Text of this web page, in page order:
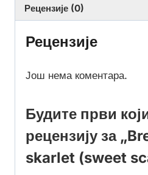
Рецензије (0)
Рецензије
Још нема коментара.
Будите први
рецензију за
skarlet (sweet